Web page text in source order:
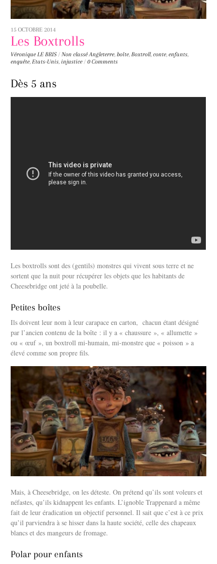
15 OCTOBRE 2014
Les Boxtrolls
Véronique LE BRIS / Non classé Angleterre,boîte, Boxtroll,conte,enfants,
enquête, Etats-Unis, injustice / 0 Comments
Dès 5 ans
Les boxtrolls sont des (gentils) monstres qui vivent sous terre et ne
sortent que la nuit pour récupérer les objets que les habitants de
Cheesebridge ont jeté à la poubelle.
Petites boîtes
Ils doivent leur nom à leur carapace en carton, chacun étant désigné
par l’ancien contenu de la boîte : il y a « chaussure », « allumette »
ou « œuf », un boxtroll mi-humain, mi-monstre que « poisson » a
élevé comme son propre fils.
Mais, à Cheesebridge, on les déteste. On prétend qu’ils sont voleurs et
néfastes, qu’ils kidnappent les enfants. L’ignoble Trappenard a même
fait de leur éradication un objectif personnel. Il sait que c’est à ce prix
qu’il parviendra à se hisser dans la haute société, celle des chapeaux
blancs et des mangeurs de fromage.
Polar pour enfants